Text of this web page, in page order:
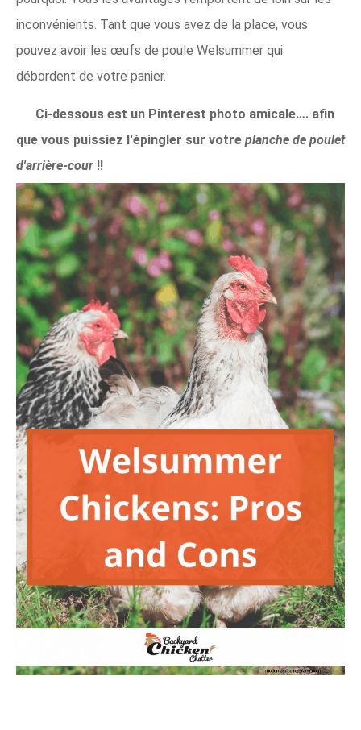
inconvénients. Tant que vous avez de la place, vous
pouvez avoir les œufs de poule Welsummer qui
débordent de votre panier.
Ci-dessous est un Pinterest photo amicale…. afin
que vous puissiez l'épingler sur votre planche de poulet
d'arrière-cour !!